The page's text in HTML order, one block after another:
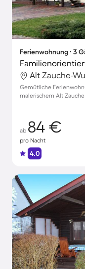
Ferienwohnung ∙ 3
Gemütliche
malerischem Alt
ab 84 €
pro Nacht
4.0